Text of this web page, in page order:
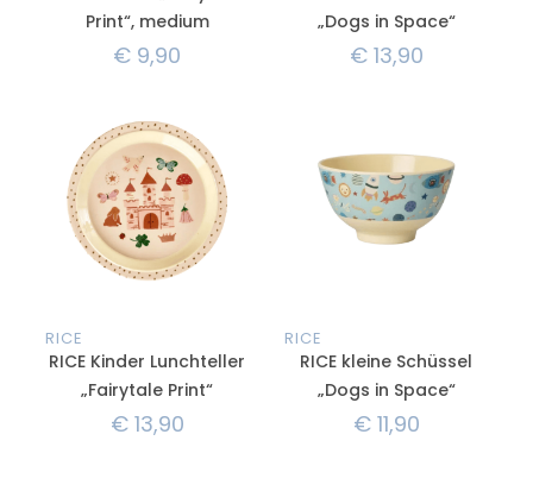
Print“, medium
€ 9,90
„Dogs in Space“
€13,90
RICE
RICE Kinder Lunchteller
„Fairytale Print“
€13,90
RICE
RICE kleine Schüssel
„Dogs in Space“
€11,90